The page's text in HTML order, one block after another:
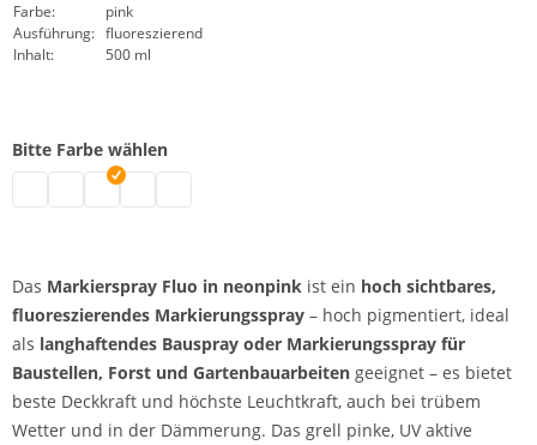
Farbe:
pink
Ausführung: fluoreszierend
Inhalt:
500 ml
Bitte Farbe wählen
Markierspray | blau
Markierspray | grün
Markierspray | pink
Markierspray | grellorange
Das Markierspray Fluo in neonpink ist ein hoch sichtbares,
fluoreszierendes Markierungsspray – hoch pigmentiert, ideal
als langhaftendes Bauspray oder Markierungsspray für
Baustellen, Forst und Gartenbauarbeiten geeignet – es bietet
beste Deckkraft und höchste Leuchtkraft, auch bei trübem
Wetter und in der Dämmerung. Das grell pinke, UV aktive